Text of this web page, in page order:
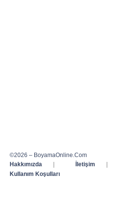
©2026 – BoyamaOnline.Com
Hakkımızda
| İletişim |
Kullanım Koşulları